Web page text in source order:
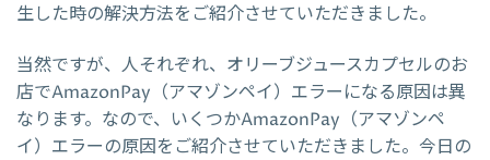
生した時の解決方法をご紹介させていただきました。
当然ですが、人それぞれ、オリーブジュースカプセルのお
店でAmazonPay（アマゾンペイ）エラーになる原因は異
なります。なので、いくつかAmazonPay（アマゾンペ
イ）エラーの原因をご紹介させていただきました。今日の